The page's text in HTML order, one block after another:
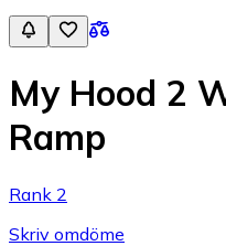
My Hood 2
Ramp
Rank 2
Skriv omdöme